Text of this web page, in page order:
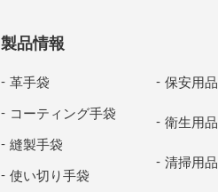
製品情報
革手袋
コーティング手袋
縫製手袋
使い切り手袋
保安用品
衛生用品
清掃用品